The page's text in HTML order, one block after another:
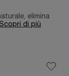
elimina
Scopri di più